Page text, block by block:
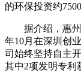
的环保投资约7500
据介绍，惠
年10月在深圳创
司始终坚持自主
其中2项发明专利